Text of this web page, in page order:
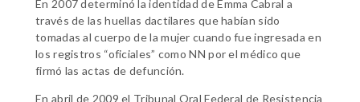
En 2007 determinó la identidad de Emma Cabral a
través de las huellas dactilares que habían sido
tomadas al cuerpo de la mujer cuando fue ingresada en
los registros “oficiales” como NN por el médico que
firmó las actas de defunción.
En abril de 2009 el Tribunal Oral Federal de Resistencia